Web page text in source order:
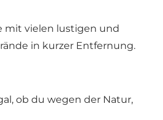
mit vielen lustigen und
in kurzer Entfernung.
ob du wegen der Natur,